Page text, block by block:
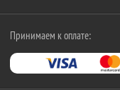
Принимаем к оплате: